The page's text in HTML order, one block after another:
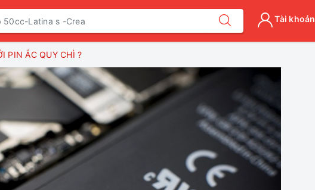
Tài khoản
PIN ẮC QUY CHÌ ?